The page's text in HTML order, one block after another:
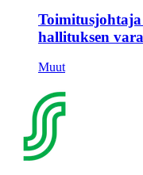
hallituksen
Muut